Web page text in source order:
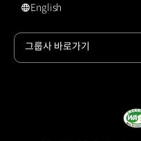
영문 사이트로 이동
English
그룹사 바로가기